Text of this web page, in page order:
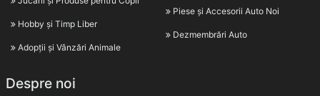
Hobby și Timp Liber
Adopții și Vânzări Animale
Piese și Accesorii Auto Noi
Dezmembrări Auto
Despre noi